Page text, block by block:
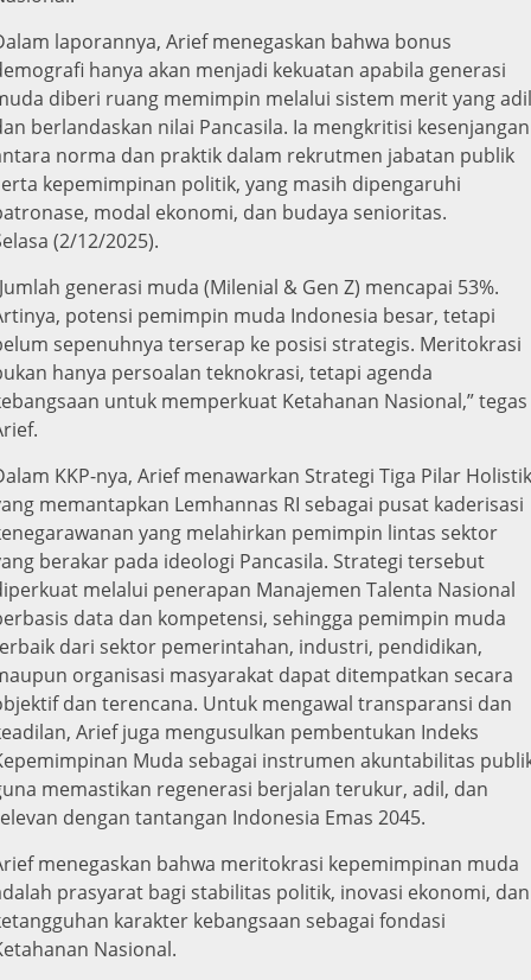
laporannya, Arief menegaskan bahwa bonus
hanya akan menjadi kekuatan apabila generasi
diberi ruang memimpin melalui sistem merit yang adil
berlandaskan nilai Pancasila. Ia mengkritisi kesenjangan
norma dan praktik dalam rekrutmen jabatan publik
kepemimpinan politik, yang masih dipengaruhi
modal ekonomi, dan budaya senioritas.
(2/12/2025).
generasi muda (Milenial & Gen Z) mencapai 53%.
potensi pemimpin muda Indonesia besar, tetapi
sepenuhnya terserap ke posisi strategis. Meritokrasi
hanya persoalan teknokrasi, tetapi agenda
untuk memperkuat Ketahanan Nasional,” tegas
KKP-nya, Arief menawarkan Strategi Tiga Pilar Holistik
memantapkan Lemhannas RI sebagai pusat kaderisasi
yang melahirkan pemimpin lintas sektor
berakar pada ideologi Pancasila. Strategi tersebut
melalui penerapan Manajemen Talenta Nasional
data dan kompetensi, sehingga pemimpin muda
dari sektor pemerintahan, industri, pendidikan,
organisasi masyarakat dapat ditempatkan secara
dan terencana. Untuk mengawal transparansi dan
Arief juga mengusulkan pembentukan Indeks
Muda sebagai instrumen akuntabilitas
memastikan regenerasi berjalan terukur, adil, dan
dengan tantangan Indonesia Emas 2045.
menegaskan bahwa meritokrasi kepemimpinan muda
prasyarat bagi stabilitas politik, inovasi ekonomi, dan
karakter kebangsaan sebagai fondasi
Nasional.